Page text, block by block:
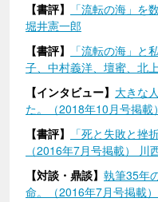
【書評】
「流転の海」を
堀井憲一郎
【書評】
「流転の海」と
子、中村義洋、壇蜜、北
【インタビュー】 大きな
た。（2018年10月号掲載
【書評】
「死と失敗と挫
（2016年7月号掲載） 川
【対談・鼎談】 執筆35年
命。（2016年7月号掲載